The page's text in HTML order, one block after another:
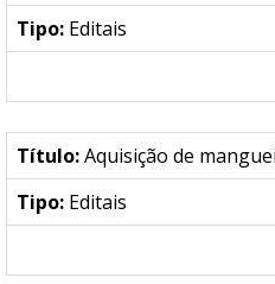
Tipo:Editais
Título:Aquisição de
Tipo:Editais